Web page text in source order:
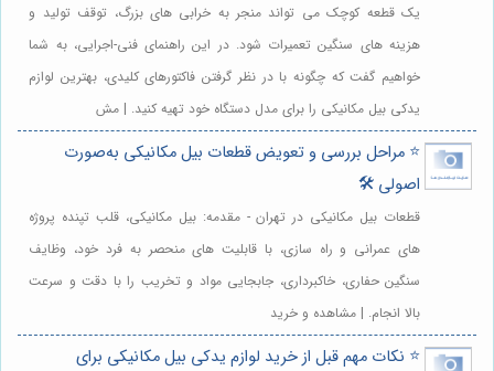
یک قطعه کوچک می تواند منجر به خرابی های بزرگ، توقف تولید و
هزینه های سنگین تعمیرات شود. در این راهنمای فنی-اجرایی، به شما
خواهیم گفت که چگونه با در نظر گرفتن فاکتورهای کلیدی، بهترین لوازم
یدکی بیل مکانیکی را برای مدل دستگاه خود تهیه کنید. | مش
⭐️ مراحل بررسی و تعویض قطعات بیل مکانیکی به‌صورت
اصولی 🛠️
قطعات بیل مکانیکی در تهران - مقدمه: بیل مکانیکی، قلب تپنده پروژه
های عمرانی و راه سازی، با قابلیت های منحصر به فرد خود، وظایف
سنگین حفاری، خاکبرداری، جابجایی مواد و تخریب را با دقت و سرعت
بالا انجام. | مشاهده و خرید
⭐️ نکات مهم قبل از خرید لوازم یدکی بیل مکانیکی برای